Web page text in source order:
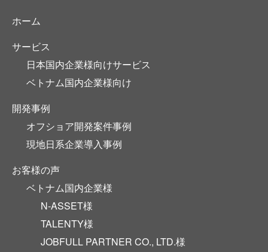
ホーム
サービス
日本国内企業様向けサービス
ベトナム国内企業様向け
開発事例
オフショア開発案件事例
現地日系企業導入事例
お客様の声
ベトナム国内企業様
N-ASSET様
TALENTY様
JOBFULL PARTNER CO., LTD.様